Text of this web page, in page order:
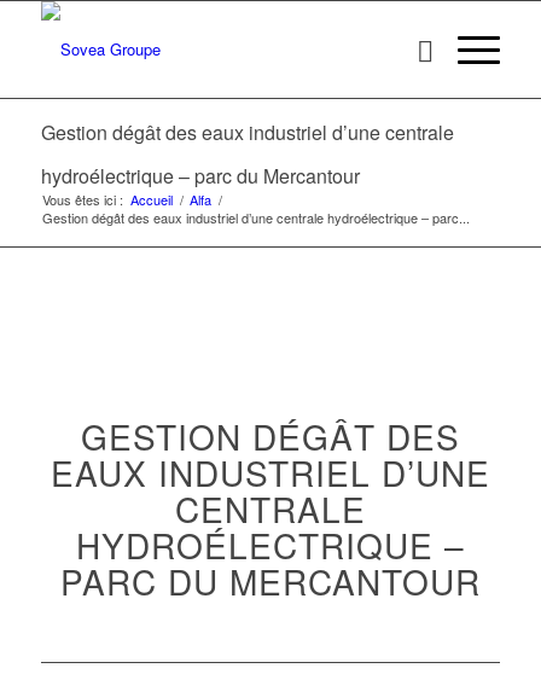
Gestion dégât des eaux industriel d’une centrale
hydroélectrique – parc du Mercantour
Vous êtes ici : Accueil / Alfa /
Gestion dégât des eaux industriel d’une centrale hydroélectrique – parc...
GESTION DÉGÂT DES
EAUX INDUSTRIEL D’UNE
CENTRALE
HYDROÉLECTRIQUE –
PARC DU MERCANTOUR